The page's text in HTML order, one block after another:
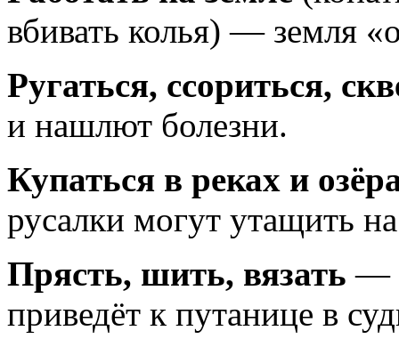
вбивать колья) — земля
Ругаться, ссориться,
и нашлют болезни.
Купаться в реках и
русалки могут утащить
Прясть, шить, вязать —
приведёт к путанице в